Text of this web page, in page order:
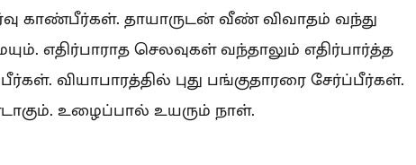
காண்பீர்கள். தாயாருடன் வீண் விவாதம் வந்து
எதிர்பாராத செலவுகள் வந்தாலும் எதிர்பார்த்த
வியாபாரத்தில் புது பங்குதாரரை சேர்ப்பீர்கள்.
உழைப்பால் உயரும் நாள்.